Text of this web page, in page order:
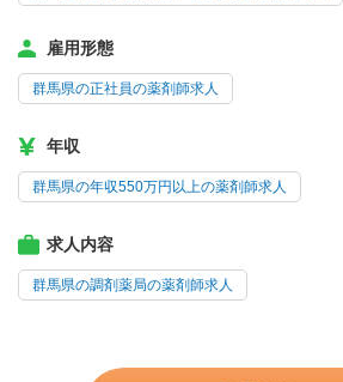
雇用形態
群馬県の正社員の薬剤師求人
年収
群馬県の年収550万円以上の薬剤師求人
求人内容
群馬県の調剤薬局の薬剤師求人